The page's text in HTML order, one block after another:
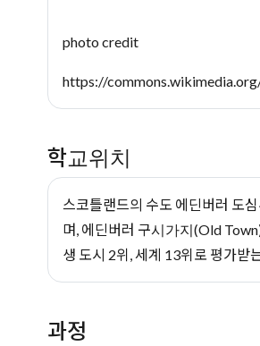
photo credit
https://
학교위치
스코틀랜드의 수도 에딘버러 도
며, 에딘버러 구시가지(Old
생 도시 2위, 세계 13위로 평가받
과정